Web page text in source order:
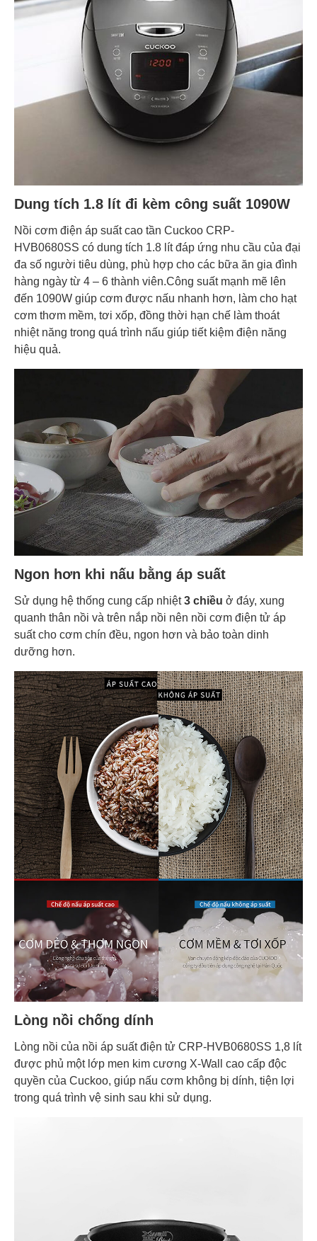
Dung tích 1.8 lít đi kèm công suất 1090W
Nồi cơm điện áp suất cao tần Cuckoo CRP-
HVB0680SS có dung tích 1.8 lít đáp ứng nhu cầu của đại
đa số người tiêu dùng, phù hợp cho các bữa ăn gia đình
hàng ngày từ 4 – 6 thành viên.Công suất mạnh mẽ lên
đến 1090W giúp cơm được nấu nhanh hơn, làm cho hạt
cơm thơm mềm, tơi xốp, đồng thời hạn chế làm thoát
nhiệt năng trong quá trình nấu giúp tiết kiệm điện năng
hiệu quả.
Ngon hơn khi nấu bằng áp suất
Sử dụng hệ thống cung cấp nhiệt3 chiều ở đáy, xung
quanh thân nồi và trên nắp nồi nên nồi cơm điện tử áp
suất cho cơm chín đều, ngon hơn và bảo toàn dinh
dưỡng hơn.
Lòng nồi chống dính
Lòng nồi của nồi áp suất điện tử CRP-HVB0680SS 1,8 lít
được phủ một lớp men kim cương X-Wall cao cấp độc
quyền của Cuckoo, giúp nấu cơm không bị dính, tiện lợi
trong quá trình vệ sinh sau khi sử dụng.